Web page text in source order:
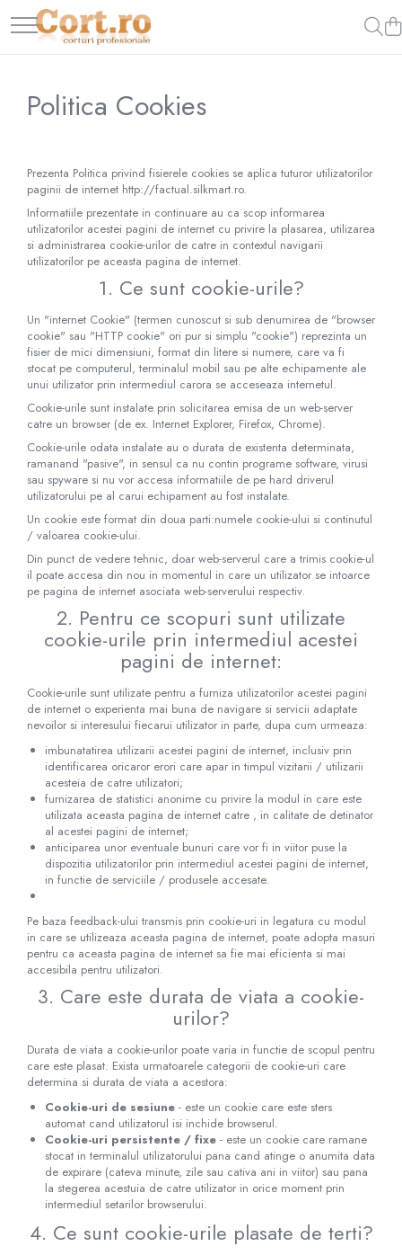
Politica Cookies
Prezenta Politica privind fisierele cookies se aplica tuturor utilizatorilor
paginii de internet http://factual.silkmart.ro.
Informatiile prezentate in continuare au ca scop informarea
utilizatorilor acestei pagini de internet cu privire la plasarea, utilizarea
si administrarea cookie-urilor de catre in contextul navigarii
utilizatorilor pe aceasta pagina de internet.
1. Ce sunt cookie-urile?
Un "internet Cookie" (termen cunoscut si sub denumirea de "browser
cookie" sau "HTTP cookie" ori pur si simplu "cookie") reprezinta un
fisier de mici dimensiuni, format din litere si numere, care va fi
stocat pe computerul, terminalul mobil sau pe alte echipamente ale
unui utilizator prin intermediul carora se acceseaza internetul.
Cookie-urile sunt instalate prin solicitarea emisa de un web-server
catre un browser (de ex. Internet Explorer, Firefox, Chrome).
Cookie-urile odata instalate au o durata de existenta determinata,
ramanand "pasive", in sensul ca nu contin programe software, virusi
sau spyware si nu vor accesa informatiile de pe hard driverul
utilizatorului pe al carui echipament au fost instalate.
Un cookie este format din doua parti:numele cookie-ului si continutul
/ valoarea cookie-ului.
Din punct de vedere tehnic, doar web-serverul care a trimis cookie-ul
il poate accesa din nou in momentul in care un utilizator se intoarce
pe pagina de internet asociata web-serverului respectiv.
2. Pentru ce scopuri sunt utilizate
cookie-urile prin intermediul acestei
pagini de internet:
Cookie-urile sunt utilizate pentru a furniza utilizatorilor acestei pagini
de internet o experienta mai buna de navigare si servicii adaptate
nevoilor si interesului fiecarui utilizator in parte, dupa cum urmeaza:
imbunatatirea utilizarii acestei pagini de internet, inclusiv prin
identificarea oricaror erori care apar in timpul vizitarii / utilizarii
acesteia de catre utilizatori;
furnizarea de statistici anonime cu privire la modul in care este
utilizata aceasta pagina de internet catre , in calitate de detinator
al acestei pagini de internet;
anticiparea unor eventuale bunuri care vor fi in viitor puse la
dispozitia utilizatorilor prin intermediul acestei pagini de internet,
in functie de serviciile / produsele accesate.
Pe baza feedback-ului transmis prin cookie-uri in legatura cu modul
in care se utilizeaza aceasta pagina de internet, poate adopta masuri
pentru ca aceasta pagina de internet sa fie mai eficienta si mai
accesibila pentru utilizatori.
3. Care este durata de viata a cookie-
urilor?
Durata de viata a cookie-urilor poate varia in functie de scopul pentru
care este plasat. Exista urmatoarele categorii de cookie-uri care
determina si durata de viata a acestora:
Cookie-uri de sesiune - este un cookie care este sters
automat cand utilizatorul isi inchide browserul.
Cookie-uri persistente / fixe - este un cookie care ramane
stocat in terminalul utilizatorului pana cand atinge o anumita data
de expirare (cateva minute, zile sau cativa ani in viitor) sau pana
la stegerea acestuia de catre utilizator in orice moment prin
intermediul setarilor browserului.
4. Ce sunt cookie-urile plasate de terti?